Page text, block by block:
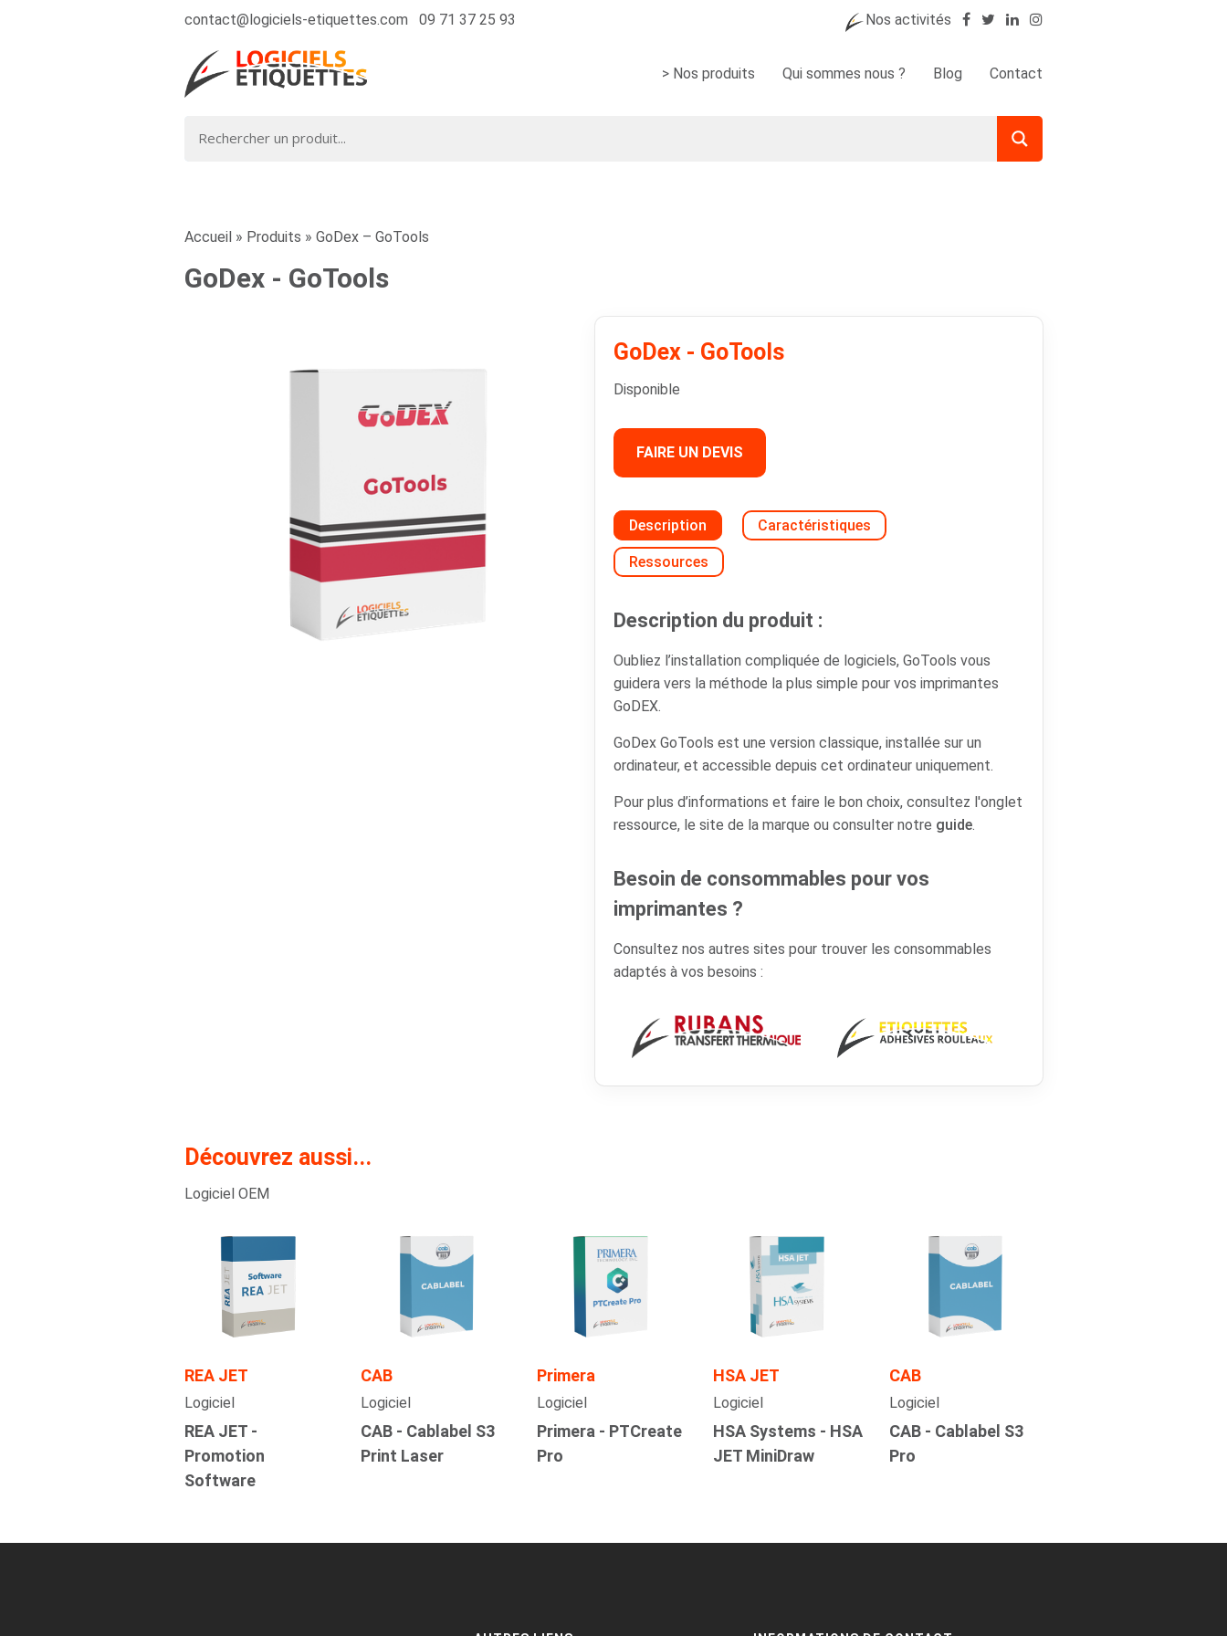
contact@logiciels-etiquettes.com 09 71 37 25 93 Nos activités
> Nos produits Qui sommes nous ? Blog Contact
Accueil » Produits » GoDex – GoTools
GoDex - GoTools
GoDex - GoTools
Disponible
FAIRE UN DEVIS
Description Caractéristiques
Ressources
Description du produit :
Oubliez l’installation compliquée de logiciels, GoTools vous
guidera vers la méthode la plus simple pour vos imprimantes
GoDEX.
GoDex GoTools est une version classique, installée sur un
ordinateur, et accessible depuis cet ordinateur uniquement.
Pour plus d’informations et faire le bon choix, consultez l'onglet
ressource, le site de la marque ou consulter notre guide.
Besoin de consommables pour vos
imprimantes ?
Consultez nos autres sites pour trouver les consommables
adaptés à vos besoins :
Découvrez aussi...
Logiciel OEM
REA JET
Logiciel
REA JET -
Promotion
Software
CAB
Logiciel
CAB - Cablabel S3
Print Laser
Primera
Logiciel
Primera - PTCreate
Pro
HSA JET
Logiciel
HSA Systems - HSA
JET MiniDraw
CAB
Logiciel
CAB - Cablabel S3
Pro